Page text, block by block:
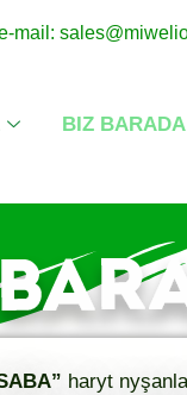
mail:
BIZ BARADA
haryt